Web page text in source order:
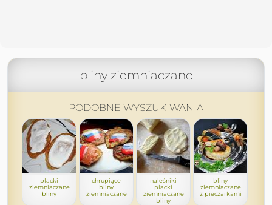
bliny ziemniaczane
PODOBNE WYSZUKIWANIA
placki
ziemniaczane
bliny
chrupiące
bliny
ziemniaczane
naleśniki
placki
ziemniaczane
bliny
bliny
ziemniaczane
z pieczarkami